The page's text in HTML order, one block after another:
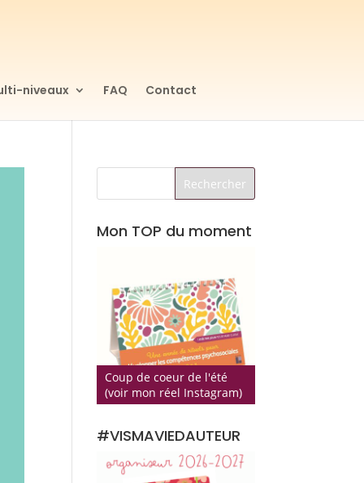
niveaux FAQ Contact
Mon TOP du moment
Coup de coeur de l'été
(voir mon réel Instagram)
#VISMAVIEDAUTEUR